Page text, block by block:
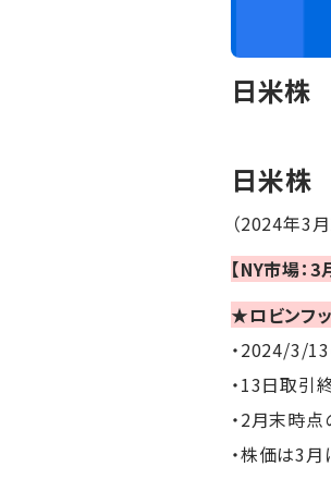
日米株
日米株
（2024年3
【NY市場：3
★ロビンフ
・2024/3/
・13日取引
・2月末時
・株価は3